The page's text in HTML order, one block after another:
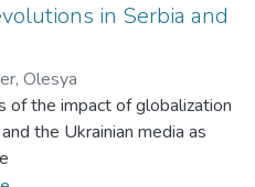
скиталець" на вояцтво
in Serbia and
Olesya
of the impact of globalization
the Ukrainian media as